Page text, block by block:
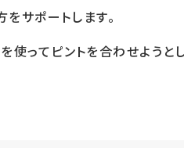
サポートします。
てピントを合わせようとし